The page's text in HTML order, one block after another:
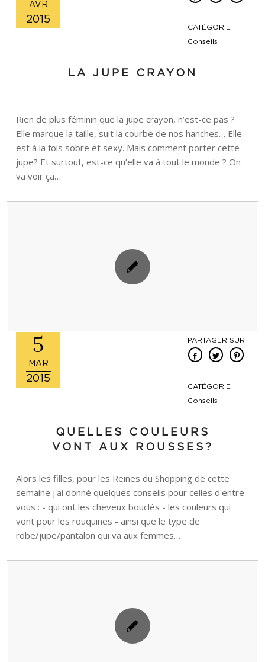
AVR
2015
CATÉGORIE :
Conseils
LA JUPE CRAYON
Rien de plus féminin que la jupe crayon, n’est-ce pas ?
Elle marque la taille, suit la courbe de nos hanches… Elle
est à la fois sobre et sexy. Mais comment porter cette
jupe? Et surtout, est-ce qu’elle va à tout le monde ? On
va voir ça…
5
MAR
2015
PARTAGER SUR :
CATÉGORIE :
Conseils
QUELLES COULEURS
VONT AUX ROUSSES?
Alors les filles, pour les Reines du Shopping de cette
semaine j'ai donné quelques conseils pour celles d'entre
vous : - qui ont les cheveux bouclés - les couleurs qui
vont pour les rouquines - ainsi que le type de
robe/jupe/pantalon qui va aux femmes…